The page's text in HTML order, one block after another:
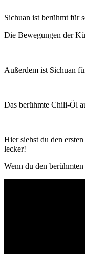
Sichuan ist berühmt für
Die Bewegungen der
Außerdem ist Sichuan
Das berühmte Chili-Öl
Hier siehst du den
lecker!
Wenn du den